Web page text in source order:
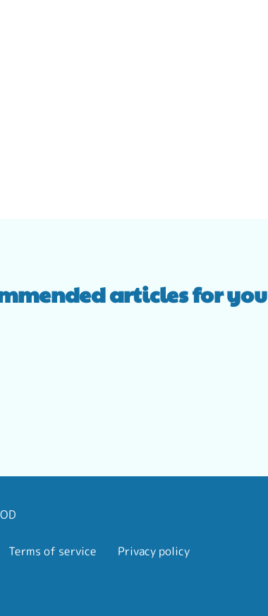
articles for you
Terms of service Privacy policy